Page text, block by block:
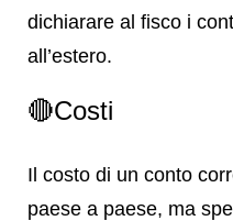
dichiarare al fisco i
all’estero.
🔴Costi
Il costo di un conto
paese a paese, ma